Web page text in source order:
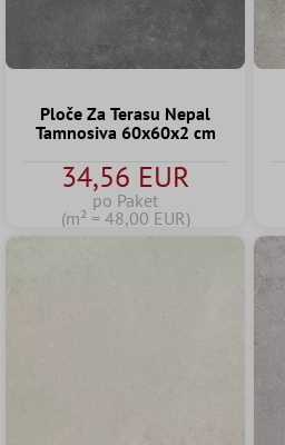
Ploče Za Terasu Nepal
Tamnosiva 60x60x2 cm
34,56 EUR
po Paket
(m² = 48,00 EUR)